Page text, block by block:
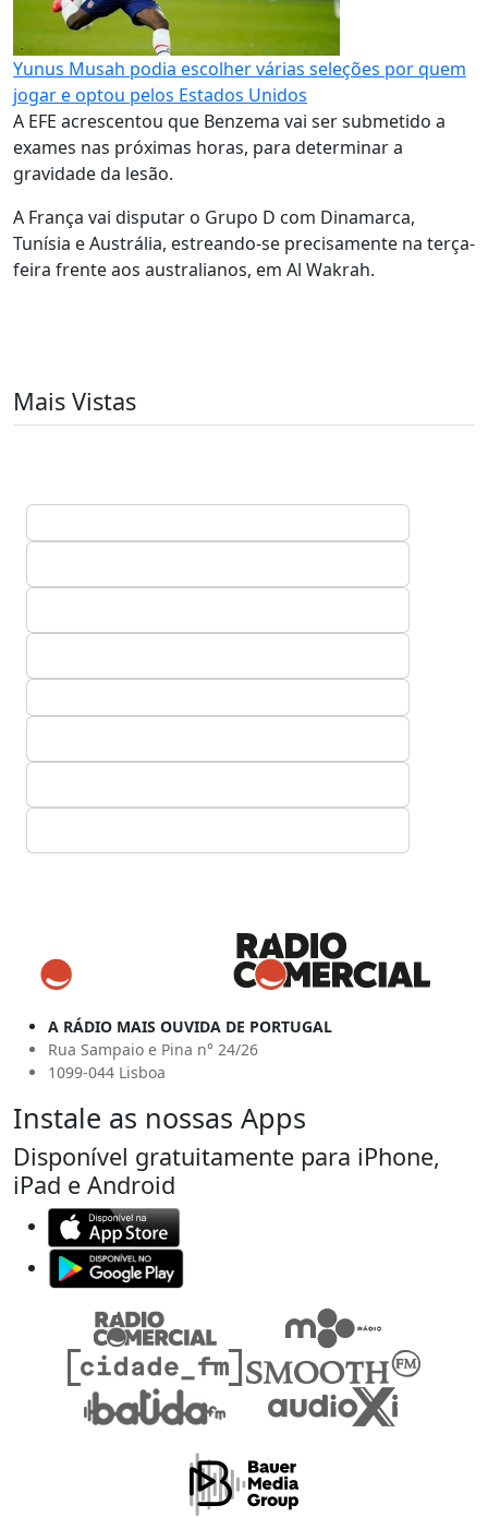
Yunus Musah podia escolher várias seleções por quem
jogar e optou pelos Estados Unidos
A EFE acrescentou que Benzema vai ser submetido a
exames nas próximas horas, para determinar a
gravidade da lesão.
A França vai disputar o Grupo D com Dinamarca,
Tunísia e Austrália, estreando-se precisamente na terça-
feira frente aos australianos, em Al Wakrah.
Mais Vistas
A RÁDIO MAIS OUVIDA DE PORTUGAL
Rua Sampaio e Pina n° 24/26
1099-044 Lisboa
Instale as nossas Apps
Disponível gratuitamente para iPhone,
iPad e Android